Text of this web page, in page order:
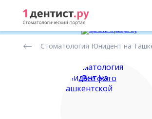
стоматологических
Стоматология Юнидент на
Все фото